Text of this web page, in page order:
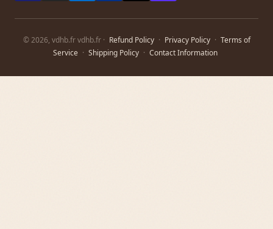
© 2026, vdhb.fr vdhb.fr · Refund Policy · Privacy Policy · Terms of
Service · Shipping Policy · Contact Information